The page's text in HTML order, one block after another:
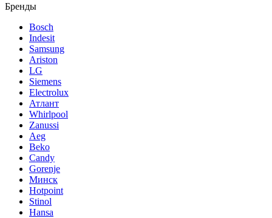
Бренды
Bosch
Indesit
Samsung
Ariston
LG
Siemens
Electrolux
Атлант
Whirlpool
Zanussi
Aeg
Beko
Candy
Gorenje
Минск
Hotpoint
Stinol
Hansa